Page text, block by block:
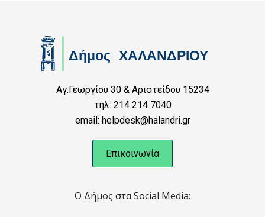
Αγ.Γεωργίου 30 & Αριστείδου 15234
τηλ: 214 214 7040
email: helpdesk@halandri.gr
Επικοινωνία
Ο Δήμος στα Social Media: